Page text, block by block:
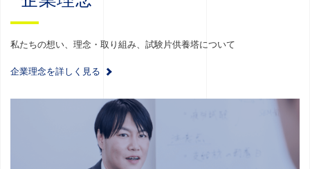
私たちの想い、理念・取り組み、試験片供養塔について
企業理念を詳しく見る